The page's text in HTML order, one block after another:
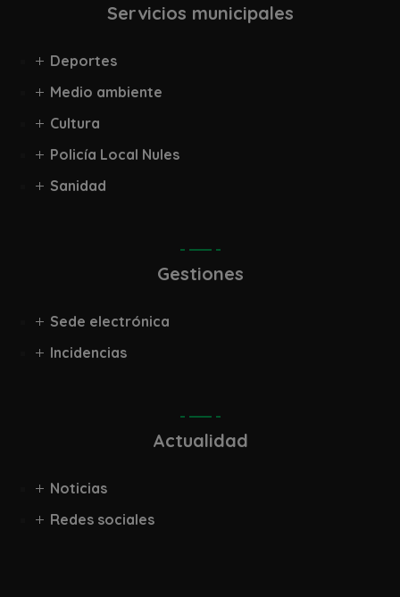
Servicios municipales
Deportes
Medio ambiente
Cultura
Policía Local Nules
Sanidad
Gestiones
Sede electrónica
Incidencias
Actualidad
Noticias
Redes sociales